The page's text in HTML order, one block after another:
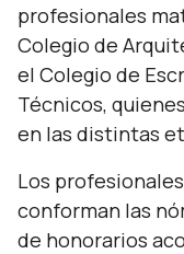
profesionales
Colegio de
el Colegio de
Técnicos,
en las distintas
Los
conforman las
de honorarios